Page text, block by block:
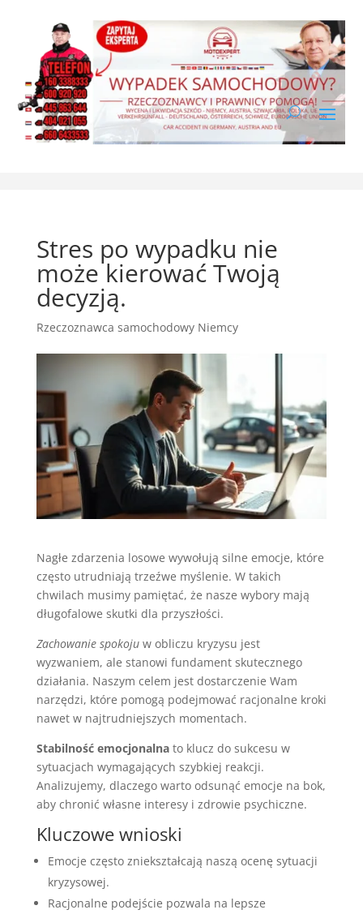
Stres po wypadku nie
może kierować Twoją
decyzją.
Rzeczoznawca samochodowy Niemcy
Nagłe zdarzenia losowe wywołują silne emocje, które
często utrudniają trzeźwe myślenie. W takich
chwilach musimy pamiętać, że nasze wybory mają
długofalowe skutki dla przyszłości.
Zachowanie spokojuw obliczu kryzysu jest
wyzwaniem, ale stanowi fundament skutecznego
działania. Naszym celem jest dostarczenie Wam
narzędzi, które pomogą podejmować racjonalne kroki
nawet w najtrudniejszych momentach.
Stabilność emocjonalnato klucz do sukcesu w
sytuacjach wymagających szybkiej reakcji.
Analizujemy, dlaczego warto odsunąć emocje na bok,
aby chronić własne interesy i zdrowie psychiczne.
Kluczowe wnioski
Emocje często zniekształcają naszą ocenę sytuacji
kryzysowej.
Racjonalne podejście pozwala na lepsze